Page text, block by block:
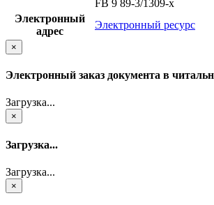
FB 9 89-3/1309-x
Электронный
адрес
Электронный ресурс
×
Электронный заказ документа в
Загрузка...
×
Загрузка...
Загрузка...
×